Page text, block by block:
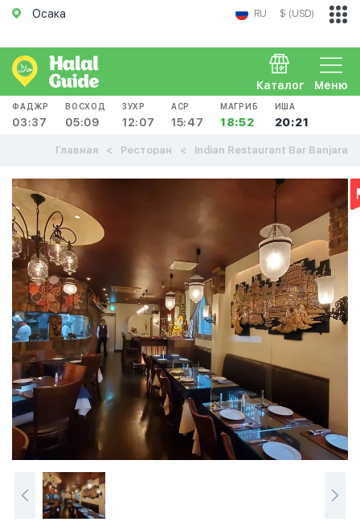
Осака RU $ (USD)
Меню
Каталог
ФАДЖР
03:37
ВОСХОД
05:09
ЗУХР
12:07
АСР
15:47
МАГРИБ
18:52
ИША
20:21
Главная Ресторан Indian Restaurant Bar Banjara